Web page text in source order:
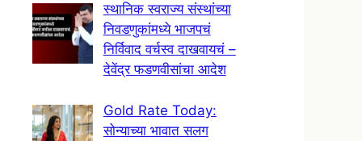
स्थानिक स्वराज्य संस्थांच्या
निवडणुकांमध्ये भाजपचं
निर्विवाद वर्चस्व दाखवायचं –
देवेंद्र फडणवीसांचा आदेश
Gold Rate Today:
सोन्याच्या भावात सलग